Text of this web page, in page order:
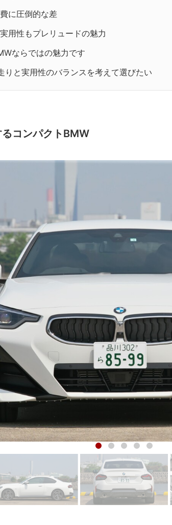
に圧倒的な差
用性もプレリュードの魅力
ならではの魅力です
りと実用性のバランスを考えて選びたい
コンパクトBMW